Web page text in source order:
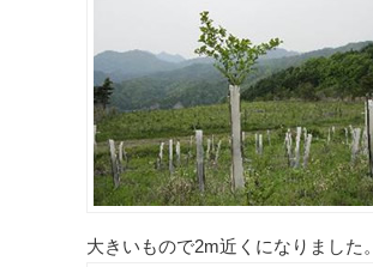
大きいもので2m近くになりました。